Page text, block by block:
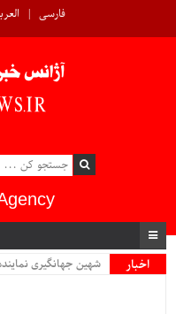
فارسی
اخبار
شهین جهانگیری